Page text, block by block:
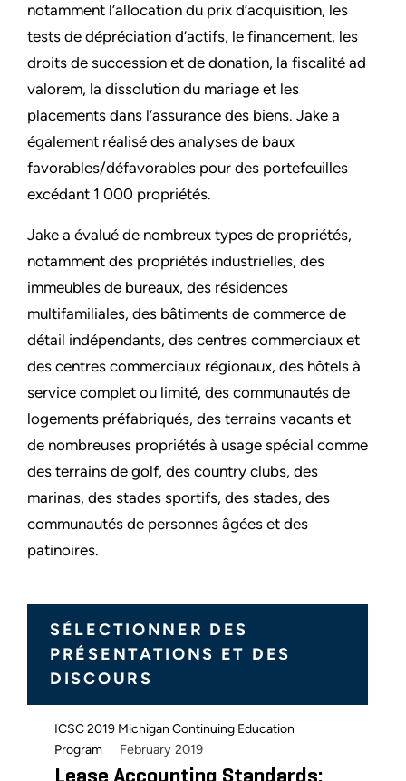
notamment l’allocation du prix d’acquisition, les
tests de dépréciation d’actifs, le financement, les
droits de succession et de donation, la fiscalité ad
valorem, la dissolution du mariage et les
placements dans l’assurance des biens. Jake a
également réalisé des analyses de baux
favorables/défavorables pour des portefeuilles
excédant 1 000 propriétés.
Jake a évalué de nombreux types de propriétés,
notamment des propriétés industrielles, des
immeubles de bureaux, des résidences
multifamiliales, des bâtiments de commerce de
détail indépendants, des centres commerciaux et
des centres commerciaux régionaux, des hôtels à
service complet ou limité, des communautés de
logements préfabriqués, des terrains vacants et
de nombreuses propriétés à usage spécial comme
des terrains de golf, des country clubs, des
marinas, des stades sportifs, des stades, des
communautés de personnes âgées et des
patinoires.
SÉLECTIONNER DES
PRÉSENTATIONS ET DES
DISCOURS
ICSC 2019 Michigan Continuing Education
Program
February 2019
Lease Accounting Standards: